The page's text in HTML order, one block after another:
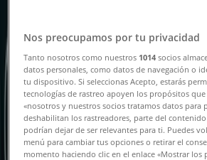
Produbanco
Centro Comercial La Piazza
1.6 km
Nos preocupamos por tu privacidad
Tanto nosotros como nuestros 1014 socios
datos personales, como datos de navegación o
tu dispositivo. Si seleccionas Acepto, estarás
tecnologías de rastreo apoyen los propósitos que
«nosotros y nuestros socios tratamos datos para
deshabilitan los rastreadores, parte del
podrían dejar de ser relevantes para ti. Puedes
menú para cambiar tus opciones o retirar el
momento haciendo clic en el enlace «Mostrar los